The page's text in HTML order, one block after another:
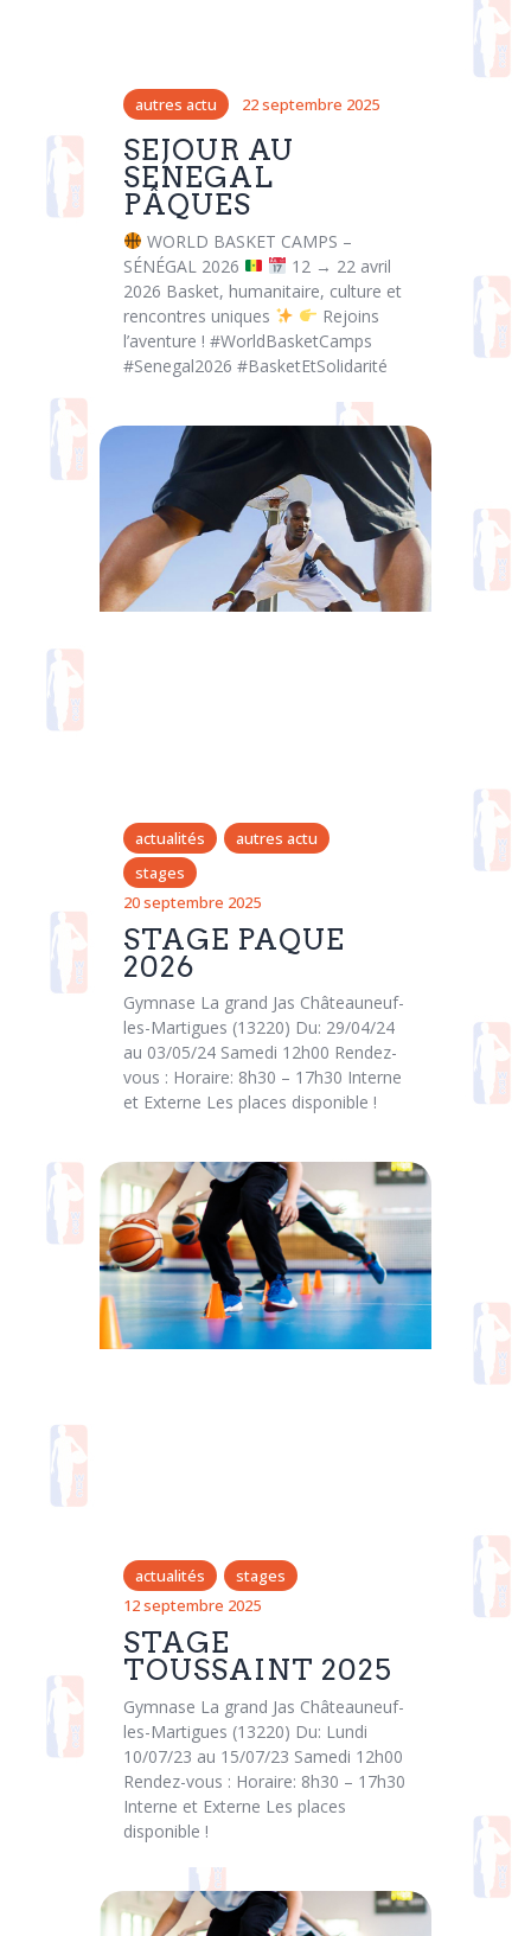
autres actu 22 septembre 2025
SEJOUR AU
SENEGAL
PÂQUES
WORLD BASKET CAMPS –
SÉNÉGAL 2026
12 → 22 avril
2026 Basket, humanitaire, culture et
rencontres uniques
Rejoins
l’aventure ! #WorldBasketCamps
#Senegal2026 #BasketEtSolidarité
actualités
autres actu
stages
20 septembre 2025
STAGE PAQUE
2026
Gymnase La grand Jas Châteauneuf-
les-Martigues (13220) Du: 29/04/24
au 03/05/24 Samedi 12h00 Rendez-
vous : Horaire: 8h30 – 17h30 Interne
et Externe Les places disponible !
actualités
stages
12 septembre 2025
STAGE
TOUSSAINT 2025
Gymnase La grand Jas Châteauneuf-
les-Martigues (13220) Du: Lundi
10/07/23 au 15/07/23 Samedi 12h00
Rendez-vous : Horaire: 8h30 – 17h30
Interne et Externe Les places
disponible !